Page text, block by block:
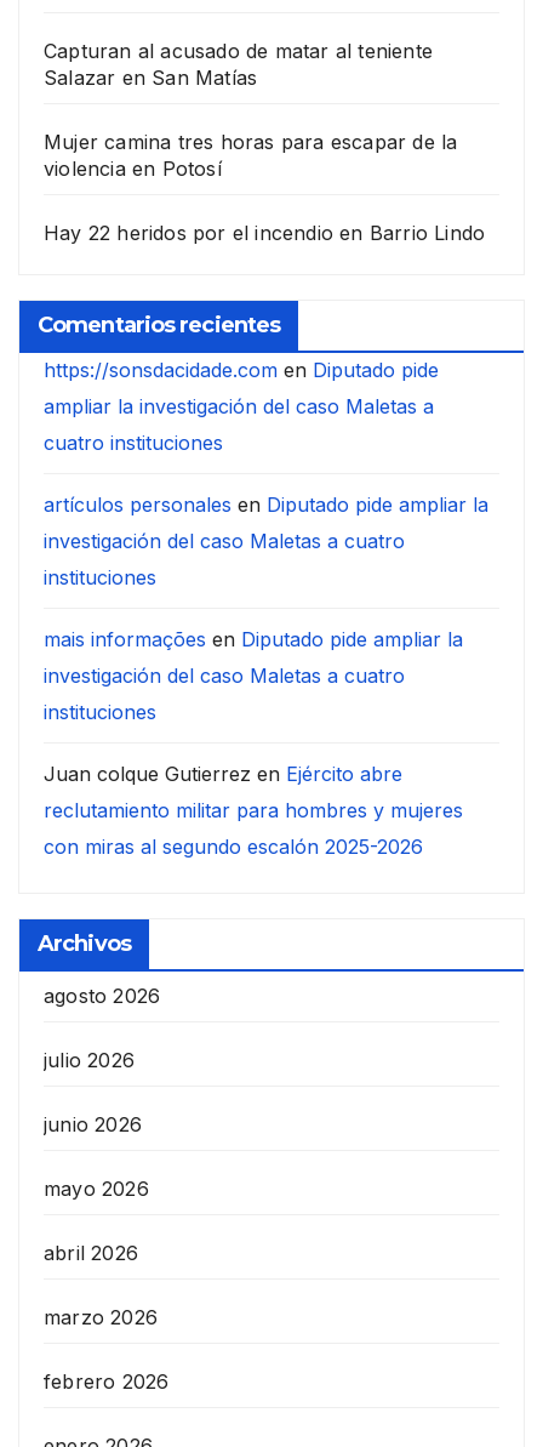
Capturan al acusado de matar al teniente
Salazar en San Matías
Mujer camina tres horas para escapar de la
violencia en Potosí
Hay 22 heridos por el incendio en Barrio Lindo
Comentarios recientes
https://sonsdacidade.com en Diputado pide
ampliar la investigación del caso Maletas a
cuatro instituciones
artículos personales en Diputado pide ampliar la
investigación del caso Maletas a cuatro
instituciones
mais informações en Diputado pide ampliar la
investigación del caso Maletas a cuatro
instituciones
Juan colque Gutierrez en Ejército abre
reclutamiento militar para hombres y mujeres
con miras al segundo escalón 2025-2026
Archivos
agosto 2026
julio 2026
junio 2026
mayo 2026
abril 2026
marzo 2026
febrero 2026